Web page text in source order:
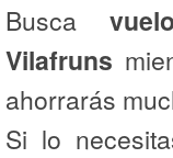
Busca
Vilafruns
ahorrarás
Si lo